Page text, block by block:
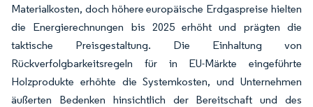
Materialkosten, doch höhere europäische Erdgaspreise hielten
die Energierechnungen bis 2025 erhöht und prägten die
taktische Preisgestaltung. Die Einhaltung von
Rückverfolgbarkeitsregeln für in EU-Märkte eingeführte
Holzprodukte erhöhte die Systemkosten, und Unternehmen
äußerten Bedenken hinsichtlich der Bereitschaft und des